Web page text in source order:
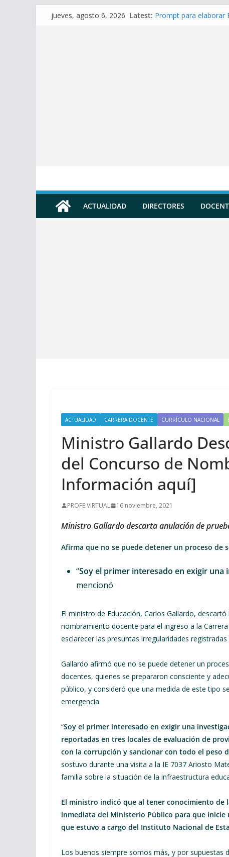
jueves, agosto 6, 2026 Latest: Prompt para elaborar
ACTUALIDAD DIRECTORES
ACTUALIDAD CARRERA DOCENTE CURRÍCULO NACIONAL
Ministro Gallardo
del Concurso de
Información aquí]
PROFE VIRTUAL 16 noviembre, 2021
Ministro Gallardo descarta anulación de
Afirma que no se puede detener un proceso de
“Soy el primer interesado en exigir una
mencionó
El ministro de Educación, Carlos Gallardo,
nombramiento docente para el ingreso a la
esclarecer las presuntas irregularidades
Gallardo afirmó que no se puede detener un
docentes, quienes se prepararon consciente y
público, y consideró que una medida de este tipo
emergencia.
“Soy el primer interesado en exigir una
reportadas en tres locales de evaluación de
con la corrupción y sancionar con todo el peso
sostuvo durante una visita a la IE 7037 Ariosto
familia sobre la situación de la infraestructura
El ministro indicó que al tener conocimiento
inmediata del Ministerio Público para que inicie
que estuvo a cargo del Instituto Nacional de
Los buenos siempre somos más, y por supuestas